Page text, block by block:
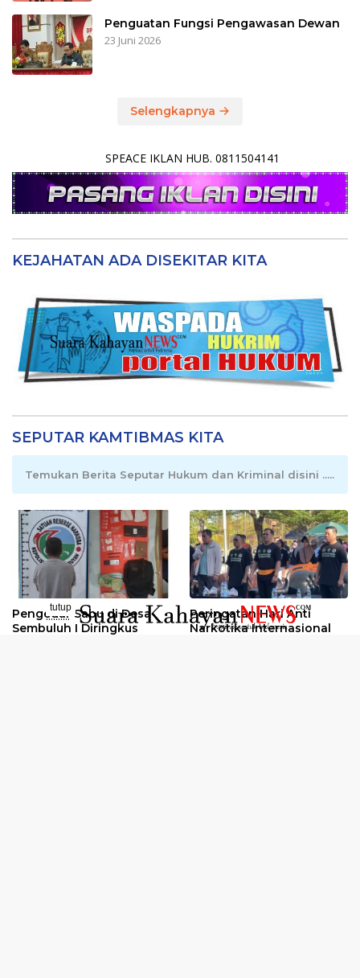
Penguatan Fungsi Pengawasan Dewan
23 Juni 2026
Selengkapnya
SPEACE IKLAN HUB. 0811504141
KEJAHATAN ADA DISEKITAR KITA
SEPUTAR KAMTIBMAS KITA
Temukan Berita Seputar Hukum dan Kriminal disini .....
Pengedar Sabu di Desa
Sembuluh I Diringkus
Peringatan Hari Anti
Narkotika Internasional
tutup
..........